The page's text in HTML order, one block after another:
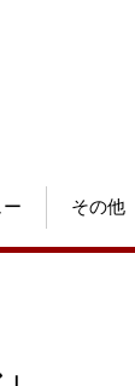
その他